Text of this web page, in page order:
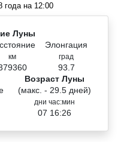
года на 12:00
Луны
км
Элонгация
град
93.7
Возраст Луны
(макс. - 29.5 дней)
дни час:мин
07 16:26